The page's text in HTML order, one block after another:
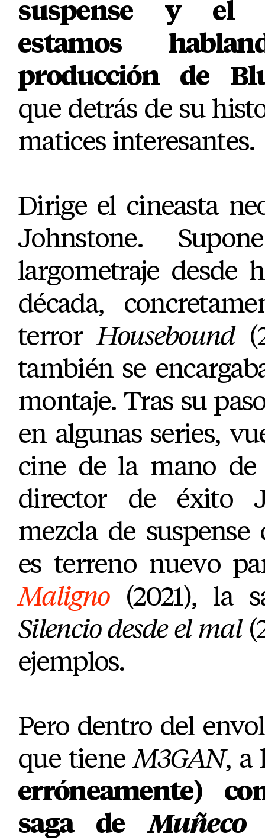
suspense y el
estamos
producción de
que detrás de su
matices interesantes.
Dirige el cineasta
Johnstone.
largometraje desde
década,
terrorHousebound
también se
montaje. Tras su
en algunas series,
cine de la mano
director de éxito
mezcla de
es terreno nuevo
Maligno(2021), la
Silencio desde el mal
ejemplos.
Pero dentro del
que tieneM3GAN, a
erróneamente)
saga deMuñeco